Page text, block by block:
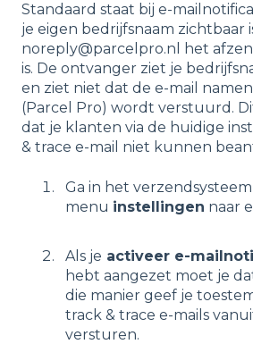
Standaard staat bij e-
je eigen bedrijfsnaam zichtbaar
noreply@parcelpro.nl het
is. De ontvanger ziet je
en ziet niet dat de e-mail
(Parcel Pro) wordt verstuurd.
dat je klanten via de huidige
& trace e-mail niet kunnen
Ga in het
menu instellingen naar
Als je activeer e-
hebt aangezet moet je
die manier geef je
track & trace e-mails
versturen.